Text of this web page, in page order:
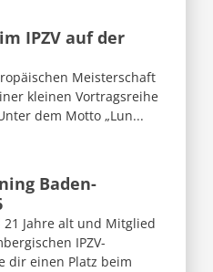
IPZV auf der
Meisterschaft
kleinen Vortragsreihe
dem Motto „Lun...
Baden-
Jahre alt und Mitglied
IPZV-
dir einen Platz beim